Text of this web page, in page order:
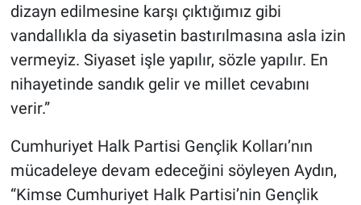
dizayn edilmesine karşı çıktığımız gibi
vandallıkla da siyasetin bastırılmasına asla izin
vermeyiz. Siyaset işle yapılır, sözle yapılır. En
nihayetinde sandık gelir ve millet cevabını
verir.”
Cumhuriyet Halk Partisi Gençlik Kolları’nın
mücadeleye devam edeceğini söyleyen Aydın,
“Kimse Cumhuriyet Halk Partisi’nin Gençlik